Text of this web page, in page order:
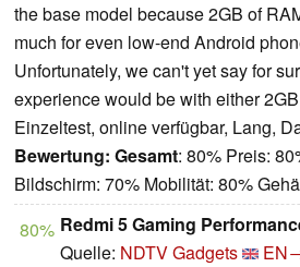
the base model because 2GB of
much for even low-end Android
Unfortunately, we can't yet say for
experience would be with either
Einzeltest, online verfügbar, Lang,
Bewertung: Gesamt: 80% Preis:
Bildschirm: 70% Mobilität: 80%
80% Redmi 5 Gaming
Quelle: NDTV Gadgets